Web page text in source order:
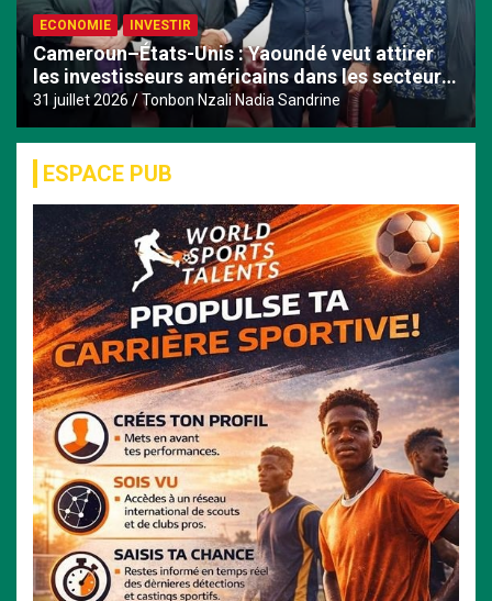
ECONOMIE INVESTIR
Cameroun–États-Unis : Yaoundé veut attirer
les investisseurs américains dans les secteurs
de l’eau et de l’énergie
31 juillet 2026 Tonbon Nzali Nadia Sandrine
ESPACE PUB